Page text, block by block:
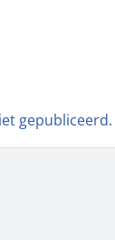
gepubliceerd.